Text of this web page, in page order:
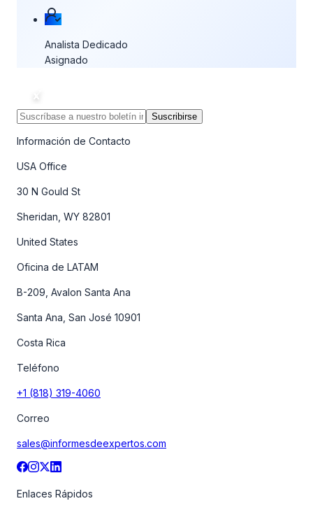
Analista Dedicado
Asignado
Suscribirse
Información de Contacto
USA Office
30 N Gould St
Sheridan, WY 82801
United States
Oficina de LATAM
B-209, Avalon Santa Ana
Santa Ana, San José 10901
Costa Rica
Teléfono
+1 (818) 319-4060
Correo
sales@informesdeexpertos.com
Enlaces Rápidos